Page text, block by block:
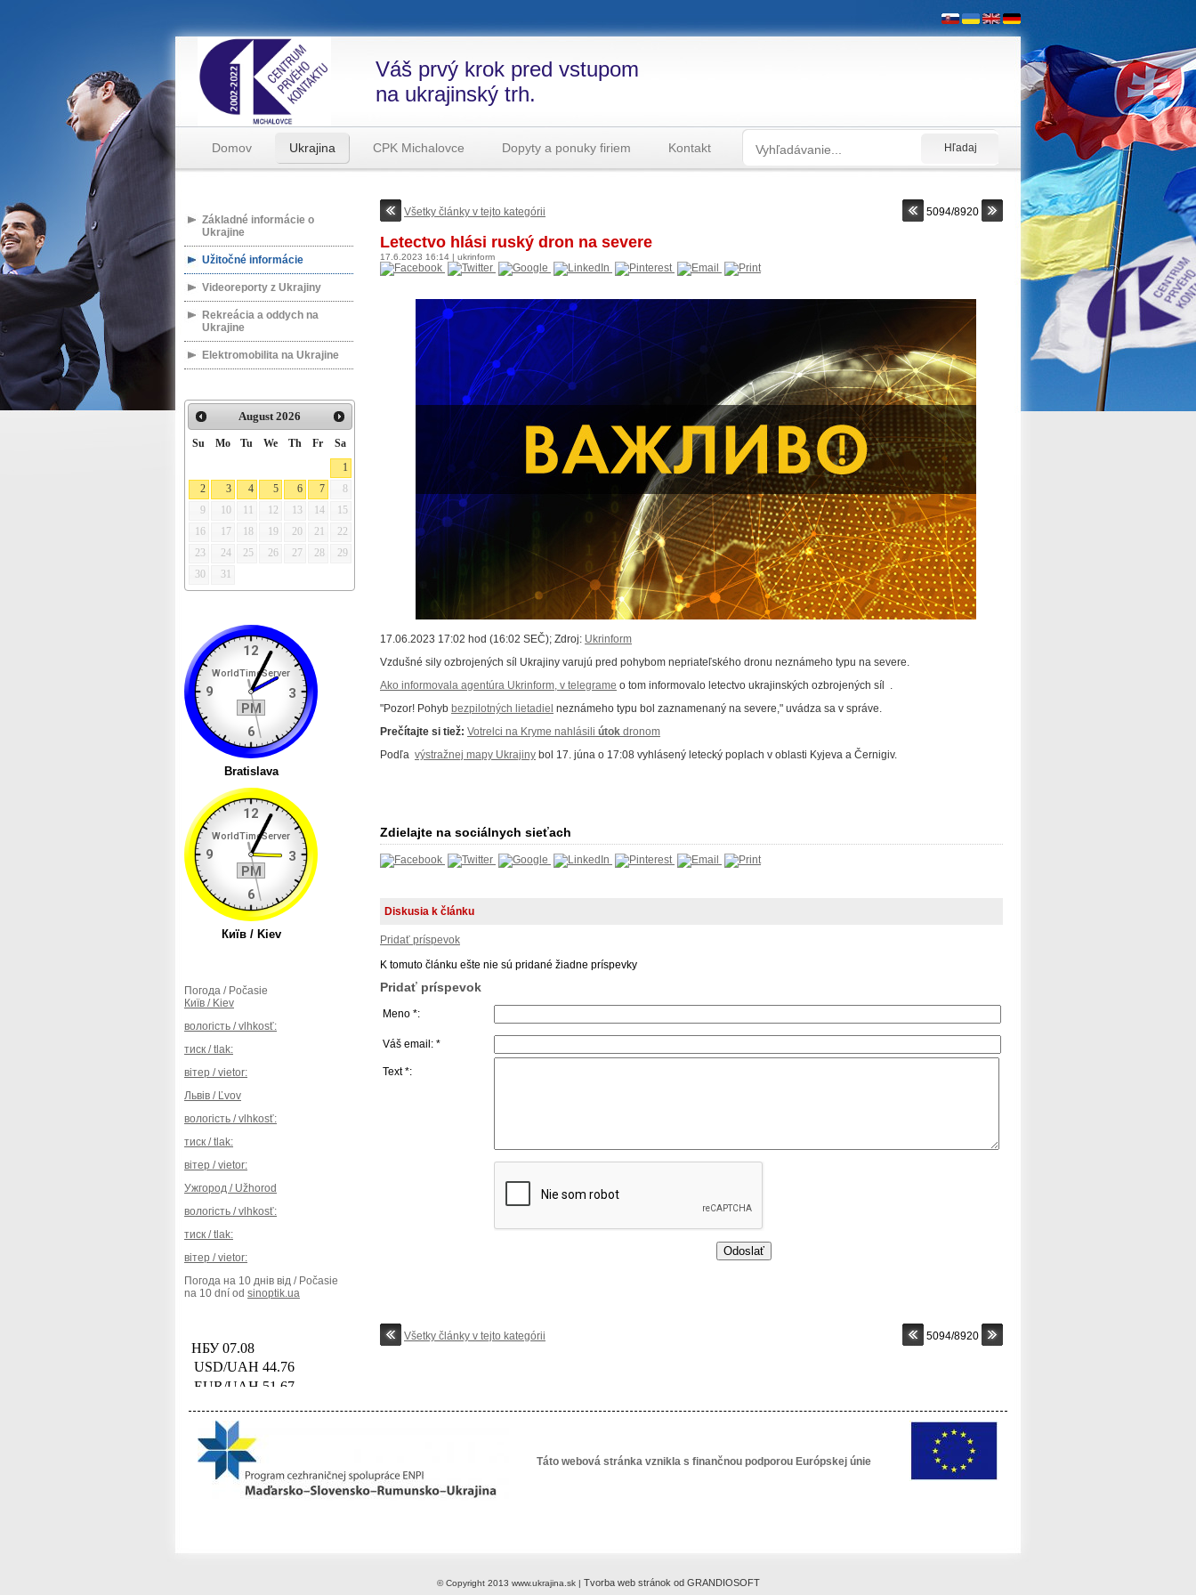
Váš prvý krok pred vstupom
na ukrajinský trh.
Domov Ukrajina CPK Michalovce Dopyty a ponuky firiem Kontakt
Základné informácie o
Ukrajine
Užitočné informácie
Videoreporty z Ukrajiny
Rekreácia a oddych na
Ukrajine
Elektromobilita na Ukrajine
August 2026
Su Mo Tu We Th Fr
Sa
1
2
3 4 5 6 7
8
9
10 11 12 13 14
15
16
17 18 19 20 21
22
23
24 25 26 27 28
29
30
31
Погода / Počasie
Київ / Kiev
вологість / vlhkosť:
тиск / tlak:
вітер / vietor:
Львів / Ľvov
вологість / vlhkosť:
тиск / tlak:
вітер / vietor:
Ужгород / Užhorod
вологість / vlhkosť:
тиск / tlak:
вітер / vietor:
Погода на 10 днів від / Počasie
na 10 dní od sinoptik.ua
Všetky články v tejto kategórii 5094/8920
Letectvo hlási ruský dron na severe
17.6.2023 16:14 | ukrinform
17.06.2023 17:02 hod (16:02 SEČ); Zdroj: Ukrinform
Vzdušné sily ozbrojených síl Ukrajiny varujú pred pohybom nepriateľského dronu neznámeho typu na severe.
Ako informovala agentúra Ukrinform, v telegrame o tom informovalo letectvo ukrajinských ozbrojených síl .
"Pozor! Pohyb bezpilotných lietadiel neznámeho typu bol zaznamenaný na severe," uvádza sa v správe.
Prečítajte si tiež: Votrelci na Kryme nahlásili útok dronom
Podľa výstražnej mapy Ukrajiny bol 17. júna o 17:08 vyhlásený letecký poplach v oblasti Kyjeva a Černigiv.
Zdielajte na sociálnych sieťach
Diskusia k článku
Pridať príspevok
K tomuto článku ešte nie sú pridané žiadne príspevky
Pridať príspevok
Meno *:
Váš email: *
Text *:
Všetky články v tejto kategórii 5094/8920
Táto webová stránka vznikla s finančnou podporou Európskej únie
© Copyright 2013 www.ukrajina.sk | Tvorba web stránok od GRANDIOSOFT